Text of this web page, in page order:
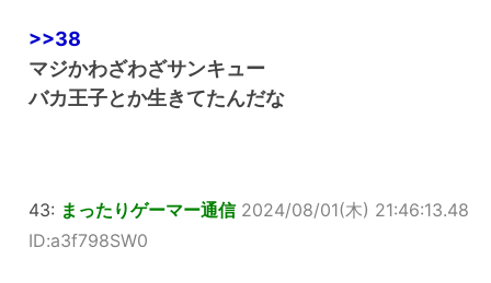
>>38
マジかわざわざサンキュー
バカ王子とか生きてたんだな
43: まったりゲーマー通信 2024/08/01(木) 21:46:13.48
ID:a3f798SW0